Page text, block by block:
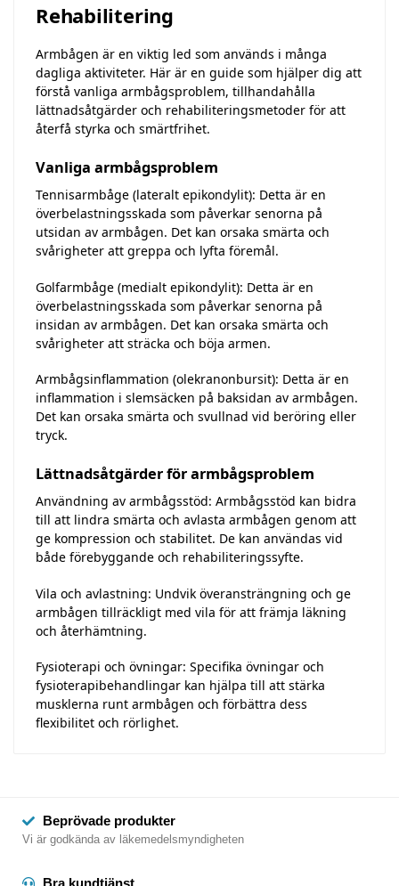
Rehabilitering
Armbågen är en viktig led som används i många
dagliga aktiviteter. Här är en guide som hjälper dig att
förstå vanliga armbågsproblem, tillhandahålla
lättnadsåtgärder och rehabiliteringsmetoder för att
återfå styrka och smärtfrihet.
Vanliga armbågsproblem
Tennisarmbåge (lateralt epikondylit): Detta är en
överbelastningsskada som påverkar senorna på
utsidan av armbågen. Det kan orsaka smärta och
svårigheter att greppa och lyfta föremål.
Golfarmbåge (medialt epikondylit): Detta är en
överbelastningsskada som påverkar senorna på
insidan av armbågen. Det kan orsaka smärta och
svårigheter att sträcka och böja armen.
Armbågsinflammation (olekranonbursit): Detta är en
inflammation i slemsäcken på baksidan av armbågen.
Det kan orsaka smärta och svullnad vid beröring eller
tryck.
Lättnadsåtgärder för armbågsproblem
Användning av armbågsstöd: Armbågsstöd kan bidra
till att lindra smärta och avlasta armbågen genom att
ge kompression och stabilitet. De kan användas vid
både förebyggande och rehabiliteringssyfte.
Vila och avlastning: Undvik överansträngning och ge
armbågen tillräckligt med vila för att främja läkning
och återhämtning.
Fysioterapi och övningar: Specifika övningar och
fysioterapibehandlingar kan hjälpa till att stärka
musklerna runt armbågen och förbättra dess
flexibilitet och rörlighet.
Beprövade produkter
Vi är godkända av läkemedelsmyndigheten